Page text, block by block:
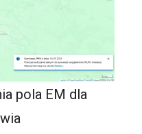
pola EM dla